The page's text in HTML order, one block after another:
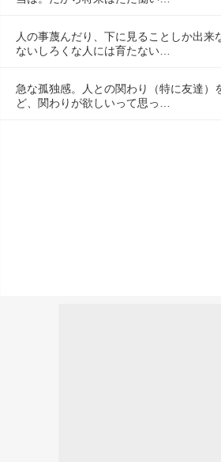
人の事蔑んだり、下に見ることしか出来
ないしろくな人には育たない…
急な孤独感。人との関わり（特に友達）
ど、関わりが欲しいって思っ…